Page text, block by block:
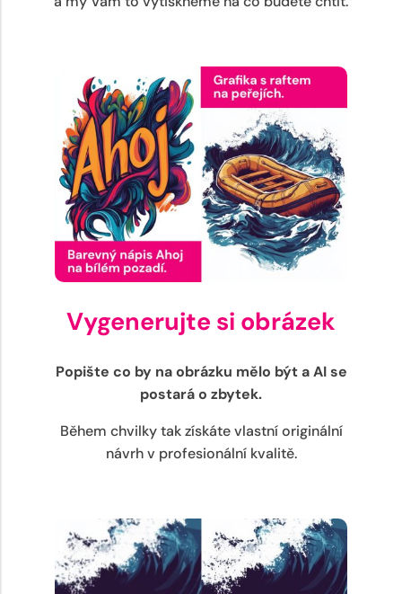
Vygenerujte si obrázek
Popište co by na obrázku mělo být a AI se
postará o zbytek.
Během chvilky tak získáte vlastní originální
návrh v profesionální kvalitě.